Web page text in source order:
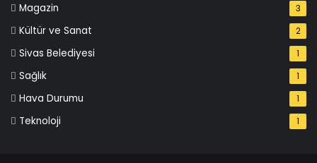
Magazin 3
Kültür ve Sanat 2
Sivas Belediyesi 1
Sağlık 1
Hava Durumu 1
Teknoloji 1